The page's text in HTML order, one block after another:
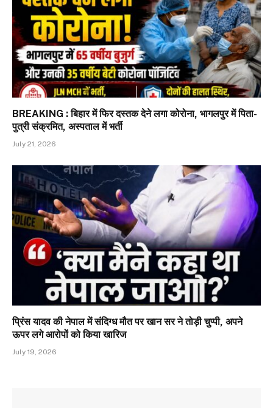
BREAKING : बिहार में फिर दस्तक देने लगा कोरोना, भागलपुर में पिता-
पुत्री संक्रमित, अस्पताल में भर्ती
July 21, 2026
प्रिंस यादव की नेपाल में संदिग्ध मौत पर खान सर ने तोड़ी चुप्पी, अपने
ऊपर लगे आरोपों को किया खारिज
July 19, 2026